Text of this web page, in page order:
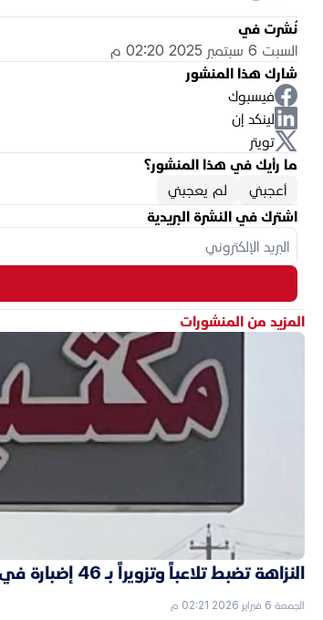
نُشرت في
السبت 6 سبتمبر 2025 02:20 م
شارك هذا المنشور
فيسبوك
لينكد إن
تويتر
ما رأيك في هذا المنشور؟
أعجبني
لم يعجبني
اشترك في النشرة البريدية
المزيد من المنشورات
النزاهة تضبط تلاعباً وتزويراً بـ 46 إضبارة في دائرة الحماية الاجتماعية بالأنبار
الجمعة 6 فبراير 2026 02:21 م